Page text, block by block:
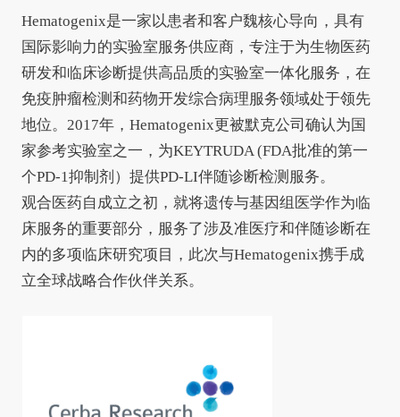
Hematogenix是一家以患者和客户魏核心导向，具有
国际影响力的实验室服务供应商，专注于为生物医药
研发和临床诊断提供高品质的实验室一体化服务，在
免疫肿瘤检测和药物开发综合病理服务领域处于领先
地位。2017年，Hematogenix更被默克公司确认为国
家参考实验室之一，为KEYTRUDA (FDA批准的第一
个PD-1抑制剂）提供PD-LI伴随诊断检测服务。
观合医药自成立之初，就将遗传与基因组医学作为临
床服务的重要部分，服务了涉及准医疗和伴随诊断在
内的多项临床研究项目，此次与Hematogenix携手成
立全球战略合作伙伴关系。